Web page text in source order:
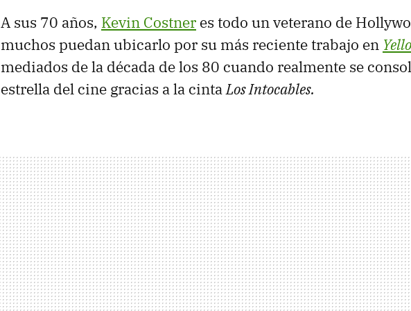
A sus 70 años, Kevin Costner es todo un veterano de
muchos puedan ubicarlo por su más reciente trabajo en
mediados de la década de los 80 cuando realmente se
estrella del cine gracias a la cintaLos Intocables.